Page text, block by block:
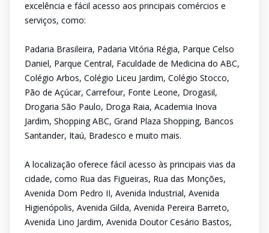
excelência e fácil acesso aos principais comércios e
serviços, como:
Padaria Brasileira, Padaria Vitória Régia, Parque Celso
Daniel, Parque Central, Faculdade de Medicina do ABC,
Colégio Arbos, Colégio Liceu Jardim, Colégio Stocco,
Pão de Açúcar, Carrefour, Fonte Leone, Drogasil,
Drogaria São Paulo, Droga Raia, Academia Inova
Jardim, Shopping ABC, Grand Plaza Shopping, Bancos
Santander, Itaú, Bradesco e muito mais.
A localização oferece fácil acesso às principais vias da
cidade, como Rua das Figueiras, Rua das Monções,
Avenida Dom Pedro II, Avenida Industrial, Avenida
Higienópolis, Avenida Gilda, Avenida Pereira Barreto,
Avenida Lino Jardim, Avenida Doutor Cesário Bastos,